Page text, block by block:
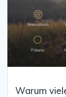
Warum